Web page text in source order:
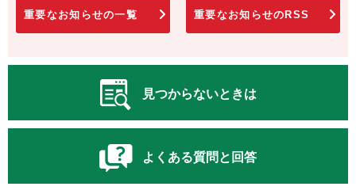
重要なお知らせの一覧 重要なお知らせのRSS
見つからないときは
よくある質問と回答